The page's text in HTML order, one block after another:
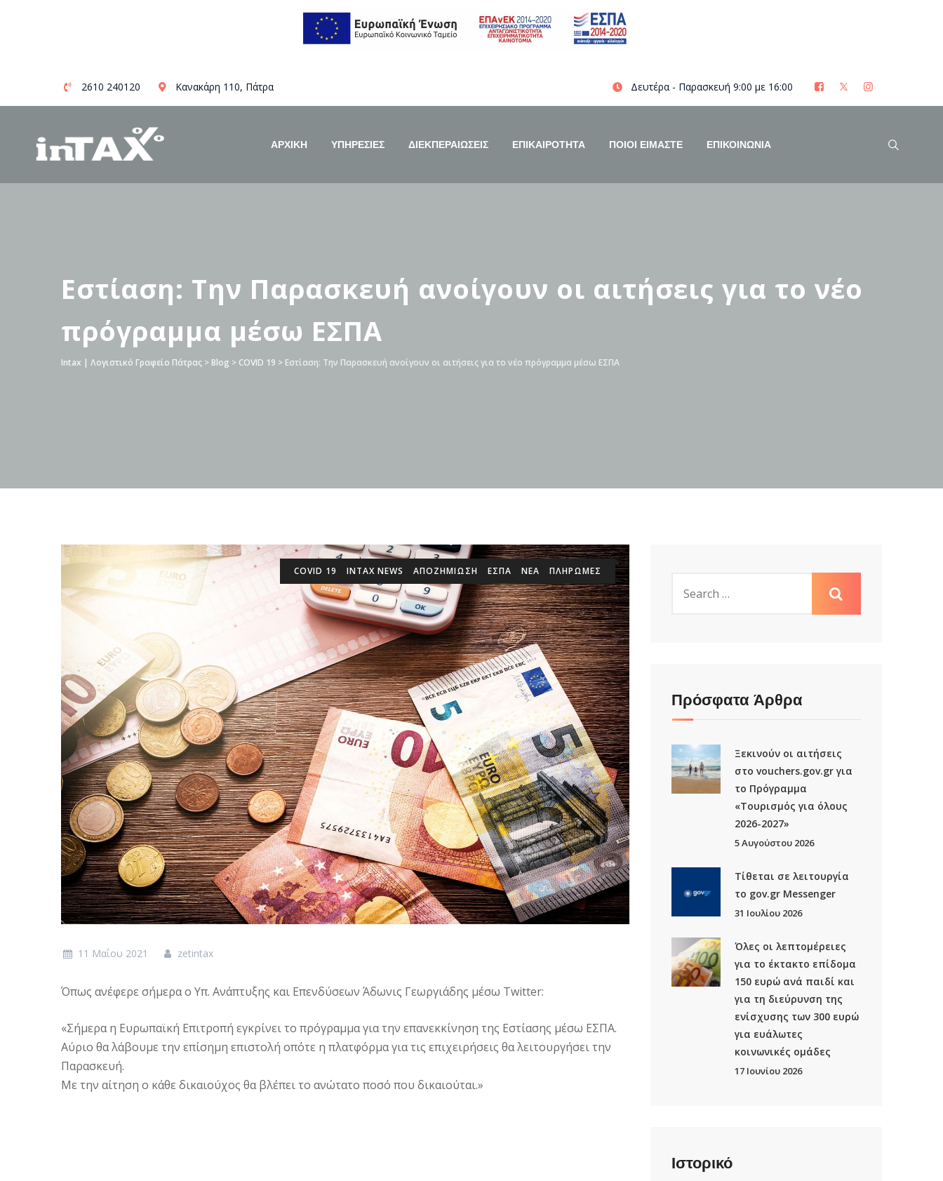
content
2610 240120 Κανακάρη 110, Πάτρα Δευτέρα - Παρασκευή 9:00 με 16:00
ΑΡΧΙΚΗ ΥΠΗΡΕΣΙΕΣ ΔΙΕΚΠΕΡΑΙΩΣΕΙΣ ΕΠΙΚΑΙΡΟΤΗΤΑ ΠΟΙΟΊ ΕΊΜΑΣΤΕ ΕΠΙΚΟΙΝΩΝΙΑ
Εστίαση: Την Παρασκευή ανοίγουν οι αιτήσεις για το νέο
πρόγραμμα μέσω ΕΣΠΑ
Intax | Λογιστικό Γραφείο Πάτρας > Blog > COVID 19 > Εστίαση: Την Παρασκευή ανοίγουν οι αιτήσεις για το νέο πρόγραμμα μέσω ΕΣΠΑ
COVID 19 INTAX NEWS ΑΠΟΖΗΜΙΩΣΗ ΕΣΠΑ ΝΕΑ ΠΛΗΡΩΜΕΣ
11 Μαΐου 2021 zetintax
Όπως ανέφερε σήμερα ο Υπ. Ανάπτυξης και Επενδύσεων Άδωνις Γεωργιάδης μέσω Twitter:
«Σήμερα η Ευρωπαϊκή Επιτροπή εγκρίνει το πρόγραμμα για την επανεκκίνηση της Εστίασης μέσω ΕΣΠΑ.
Αύριο θα λάβουμε την επίσημη επιστολή οπότε η πλατφόρμα για τις επιχειρήσεις θα λειτουργήσει την
Παρασκευή.
Με την αίτηση ο κάθε δικαιούχος θα βλέπει το ανώτατο ποσό που δικαιούται.»
Πρόσφατα Άρθρα
Ξεκινούν οι αιτήσεις
στο vouchers.gov.gr για
το Πρόγραμμα
«Τουρισμός για όλους
2026-2027»
5 Αυγούστου 2026
Τίθεται σε λειτουργία
το gov.gr Μessenger
31 Ιουλίου 2026
Όλες οι λεπτομέρειες
για το έκτακτο επίδομα
150 ευρώ ανά παιδί και
για τη διεύρυνση της
ενίσχυσης των 300 ευρώ
για ευάλωτες
κοινωνικές ομάδες
17 Ιουνίου 2026
Ιστορικό